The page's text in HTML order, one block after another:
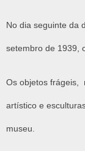
No dia seguinte da
setembro de 1939,
Os objetos frágeis,
artístico e
museu.